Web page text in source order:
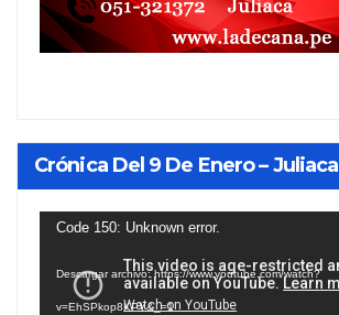
Crónica Del 9 De Enero – Juliaca
Reproductor
vídeo
Code 150: Unknown error.
Descargar archivo: https://www.youtube.com/watch?
v=EhSPkop8KPY&_=1